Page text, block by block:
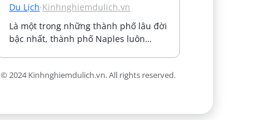
Du Lịch·Kinhnghiemdulich.vn
Là một trong những thành phố lâu đời
bậc nhất, thành phố Naples luôn…
© 2024 Kinhnghiemdulich.vn. All rights reserved.